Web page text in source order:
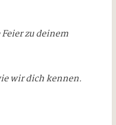
zu deinem
wir dich kennen.